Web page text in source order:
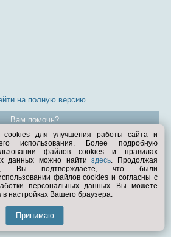
на полную версию
Вам помочь?
Exist.ru 1998—2026
для улучшения работы сайта и
использования. Более подробную
файлов cookies и правилах
данных можно найтиздесь. Продолжая
Вы подтверждаете, что были
файлов cookies и согласны с
персональных данных. Вы можете
настройках Вашего браузера.
Принимаю